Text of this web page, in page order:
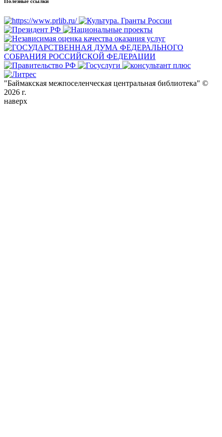
"Баймакская межпоселенческая центральная библиотека" ©
2026 г.
наверх